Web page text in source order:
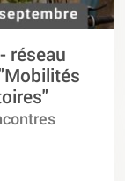
réseau